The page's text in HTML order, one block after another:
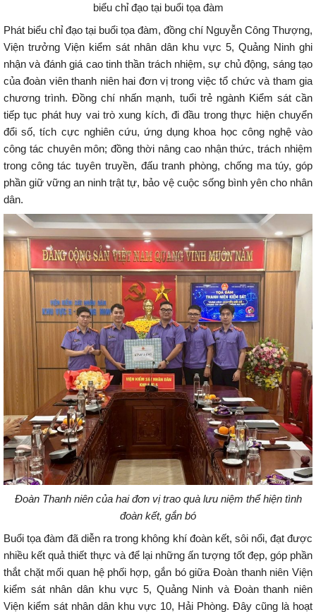
biểu chỉ đạo tại buổi tọa đàm
Phát biểu chỉ đạo tại buổi tọa đàm, đồng chí Nguyễn Công Thượng,
Viện trưởng Viện kiểm sát nhân dân khu vực 5, Quảng Ninh ghi
nhận và đánh giá cao tinh thần trách nhiệm, sự chủ động, sáng tạo
của đoàn viên thanh niên hai đơn vị trong việc tổ chức và tham gia
chương trình. Đồng chí nhấn mạnh, tuổi trẻ ngành Kiểm sát cần
tiếp tục phát huy vai trò xung kích, đi đầu trong thực hiện chuyển
đổi số, tích cực nghiên cứu, ứng dụng khoa học công nghệ vào
công tác chuyên môn; đồng thời nâng cao nhận thức, trách nhiệm
trong công tác tuyên truyền, đấu tranh phòng, chống ma túy, góp
phần giữ vững an ninh trật tự, bảo vệ cuộc sống bình yên cho nhân
dân.
Đoàn Thanh niên của hai đơn vị trao quà lưu niệm thể hiện tình
đoàn kết, gắn bó
Buổi tọa đàm đã diễn ra trong không khí đoàn kết, sôi nổi, đạt được
nhiều kết quả thiết thực và để lại những ấn tượng tốt đẹp, góp phần
thắt chặt mối quan hệ phối hợp, gắn bó giữa Đoàn thanh niên Viện
kiểm sát nhân dân khu vực 5, Quảng Ninh và Đoàn thanh niên
Viện kiểm sát nhân dân khu vực 10, Hải Phòng. Đây cũng là hoạt